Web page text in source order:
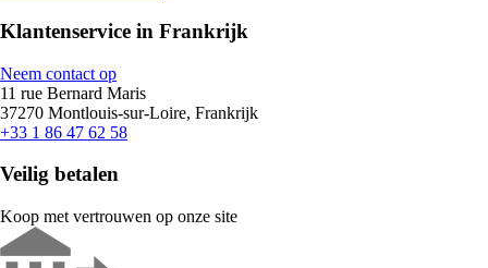
Klantenservice in Frankrijk
Neem contact op
11 rue Bernard Maris
37270 Montlouis-sur-Loire, Frankrijk
+33 1 86 47 62 58
Veilig betalen
Koop met vertrouwen op onze site